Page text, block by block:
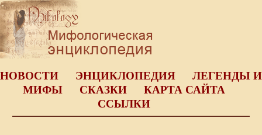
НОВОСТИ ЭНЦИКЛОПЕДИЯ
ЛЕГЕНДЫ И
МИФЫ
СКАЗКИ
КАРТА САЙТА
ССЫЛКИ